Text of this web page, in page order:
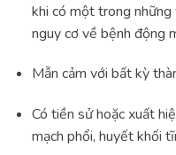
khi có một trong
nguy cơ về bệnh động
Mẫn cảm với bất kỳ
Có tiền sử hoặc xuất
mạch phổi, huyết khối